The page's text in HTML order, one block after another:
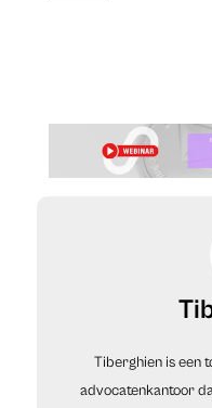
Tiberghien is een
advocatenkantoor